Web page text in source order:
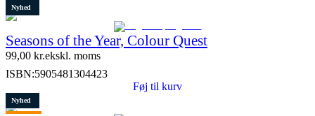
Nyhed
Seasons of the Year, Colour Quest
99,00 kr.ekskl. moms
ISBN:5905481304423
Føj til kurv
Nyhed